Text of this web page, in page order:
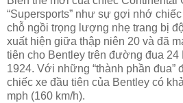
“Supersports” như sự gợi nhớ
chỗ ngồi trọng lượng nhẹ trang bị
xuất hiện giữa thập niên 20 và đã
tiên cho Bentley trên đường đua 24
1924. Với những “thành phần đua”
chiếc xe đầu tiên của Bentley có
mph (160 km/h).